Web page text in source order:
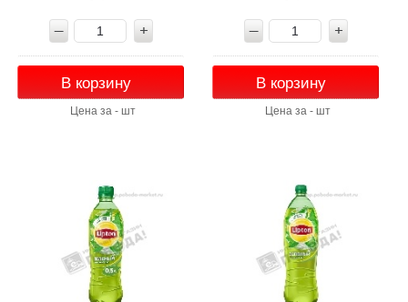
В корзину
Цена за - шт
В корзину
Цена за - шт